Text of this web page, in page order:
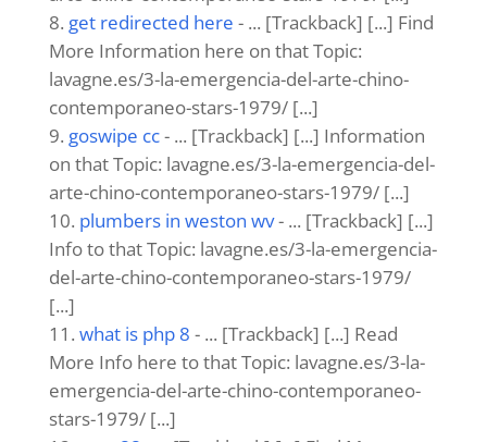
arte-chino-contemporaneo-stars-1979/ [...]
kardinal stick- ... [Trackback] [...] Find More
Information here on that Topic: lavagne.es/3-
la-emergencia-del-arte-chino-
contemporaneo-stars-1979/ [...]
Construction surveillance- ... [Trackback]
[...] Info on that Topic: lavagne.es/3-la-
emergencia-del-arte-chino-contemporaneo-
stars-1979/ [...]
relx- ... [Trackback] [...] Info on that Topic:
lavagne.es/3-la-emergencia-del-arte-chino-
contemporaneo-stars-1979/ [...]
บาคาร่า1688 - ... [Trackback] [...] Read More
Info here to that Topic: lavagne.es/3-la-
emergencia-del-arte-chino-contemporaneo-